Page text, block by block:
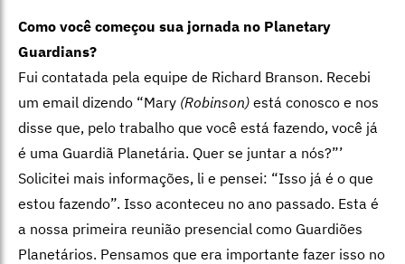
Como você começou sua jornada no Planetary
Guardians?
Fui contatada pela equipe de Richard Branson. Recebi
um email dizendo “Mary (Robinson) está conosco e nos
disse que, pelo trabalho que você está fazendo, você já
é uma Guardiã Planetária. Quer se juntar a nós?”’
Solicitei mais informações, li e pensei: “Isso já é o que
estou fazendo”. Isso aconteceu no ano passado. Esta é
a nossa primeira reunião presencial como Guardiões
Planetários. Pensamos que era importante fazer isso no